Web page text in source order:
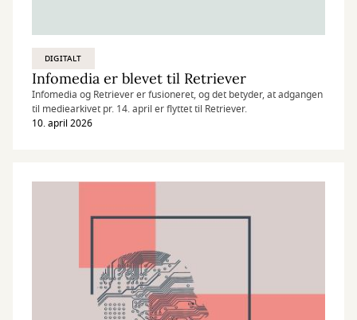
DIGITALT
Infomedia er blevet til Retriever
Infomedia og Retriever er fusioneret, og det betyder, at adgangen
til mediearkivet pr. 14. april er flyttet til Retriever.
10. april 2026